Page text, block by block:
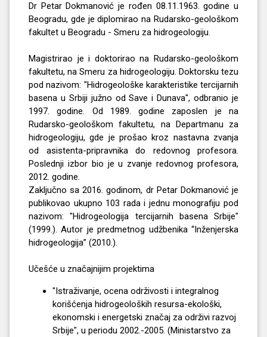
Dr Petar Dokmanović je rođen 08.11.1963. godine u
Beogradu, gde je diplomirao na Rudarsko-geološkom
fakultet u Beogradu - Smeru za hidrogeologiju.
Magistrirao je i doktorirao na Rudarsko-geološkom
fakultetu, na Smeru za hidrogeologiju. Doktorsku tezu
pod nazivom: "Hidrogeološke karakteristike tercijarnih
basena u Srbiji južno od Save i Dunava", odbranio je
1997. godine. Od 1989. godine zaposlen je na
Rudarsko-geološkom fakultetu, na Departmanu za
hidrogeologiju, gde je prošao kroz nastavna zvanja
od asistenta-pripravnika do redovnog profesora.
Poslednji izbor bio je u zvanje redovnog profesora,
2012. godine.
Zaključno sa 2016. godinom, dr Petar Dokmanović je
publikovao ukupno 103 rada i jednu monografiju pod
nazivom: "Hidrogeologija tercijarnih basena Srbije"
(1999.). Autor je predmetnog udžbenika “Inženjerska
hidrogeologija” (2010.).
Učešće u značajnijim projektima
"Istraživanje, ocena održivosti i integralnog
korišćenja hidrogeoloških resursa-ekološki,
ekonomski i energetski značaj za održivi razvoj
Srbije", u periodu 2002.-2005. (Ministarstvo za